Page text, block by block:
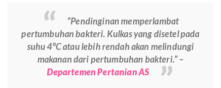
“Pendinginan memperlambat
pertumbuhan bakteri. Kulkas yang disetel pada
suhu 4°C atau lebih rendah akan melindungi
makanan dari pertumbuhan bakteri.” –
Departemen Pertanian AS